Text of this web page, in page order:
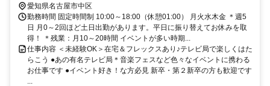
ら目の前が会社！近くにカフェもあって便利です♪
愛知県名古屋市中区
勤務時間 固定時間制 10:00～18:00（休憩01:00） 月火水木金 ＊週5
日 月0～2回ほど土日出勤があります。平日に振り替えてお休みを取
得！ ＊残業：月10～20時間 イベントが多い時期...
仕事内容 ＜未経験OK＞在宅＆フレックスあり♪テレビ局で楽しくはた
らこう ●あの有名テレビ局＊音楽フェスなど色々なイベントに携わる
お仕事です ●イベント好き！な方必見 新卒・第２新卒の方も歓迎です